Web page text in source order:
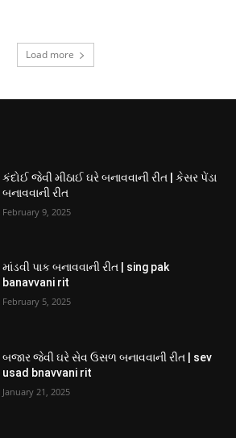
Load more
કંદોઈ જેવી મીઠાઈ ઘરે બનાવવાની રીત | કેસર પેંડા
બનાવવાની રીત
February 9, 2025
માંડવી પાક બનાવવાની રીત | sing pak
banavvani rit
February 5, 2025
બજાર જેવી ઘરે સેવ ઉસળ બનાવવાની રીત | sev
usad bnavvani rit
January 21, 2025